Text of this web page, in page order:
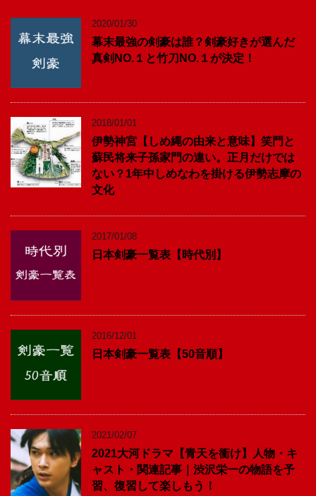
2020/01/30
幕末最強の剣豪は誰？剣豪好きが選んだ
真剣NO.１と竹刀NO.１が決定！
2018/01/01
伊勢神宮【しめ縄の由来と意味】笑門と
蘇民将来子孫家門の違い。正月だけでは
ない？1年中しめなわを掛ける伊勢志摩の
文化
2017/01/08
日本剣豪一覧表【時代別】
2016/12/01
日本剣豪一覧表【50音順】
2021/02/07
2021大河ドラマ【青天を衝け】人物・キ
ャスト・関連記事｜渋沢栄一の物語を予
習、復習して楽しもう！